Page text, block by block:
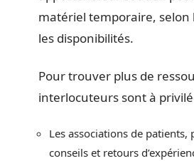
matériel temporaire, selon
les disponibilités.
Pour trouver plus de
interlocuteurs sont à
Les associations de patients,
conseils et retours